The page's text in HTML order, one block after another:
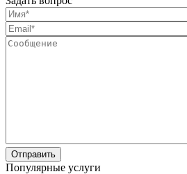
Популярные услуги